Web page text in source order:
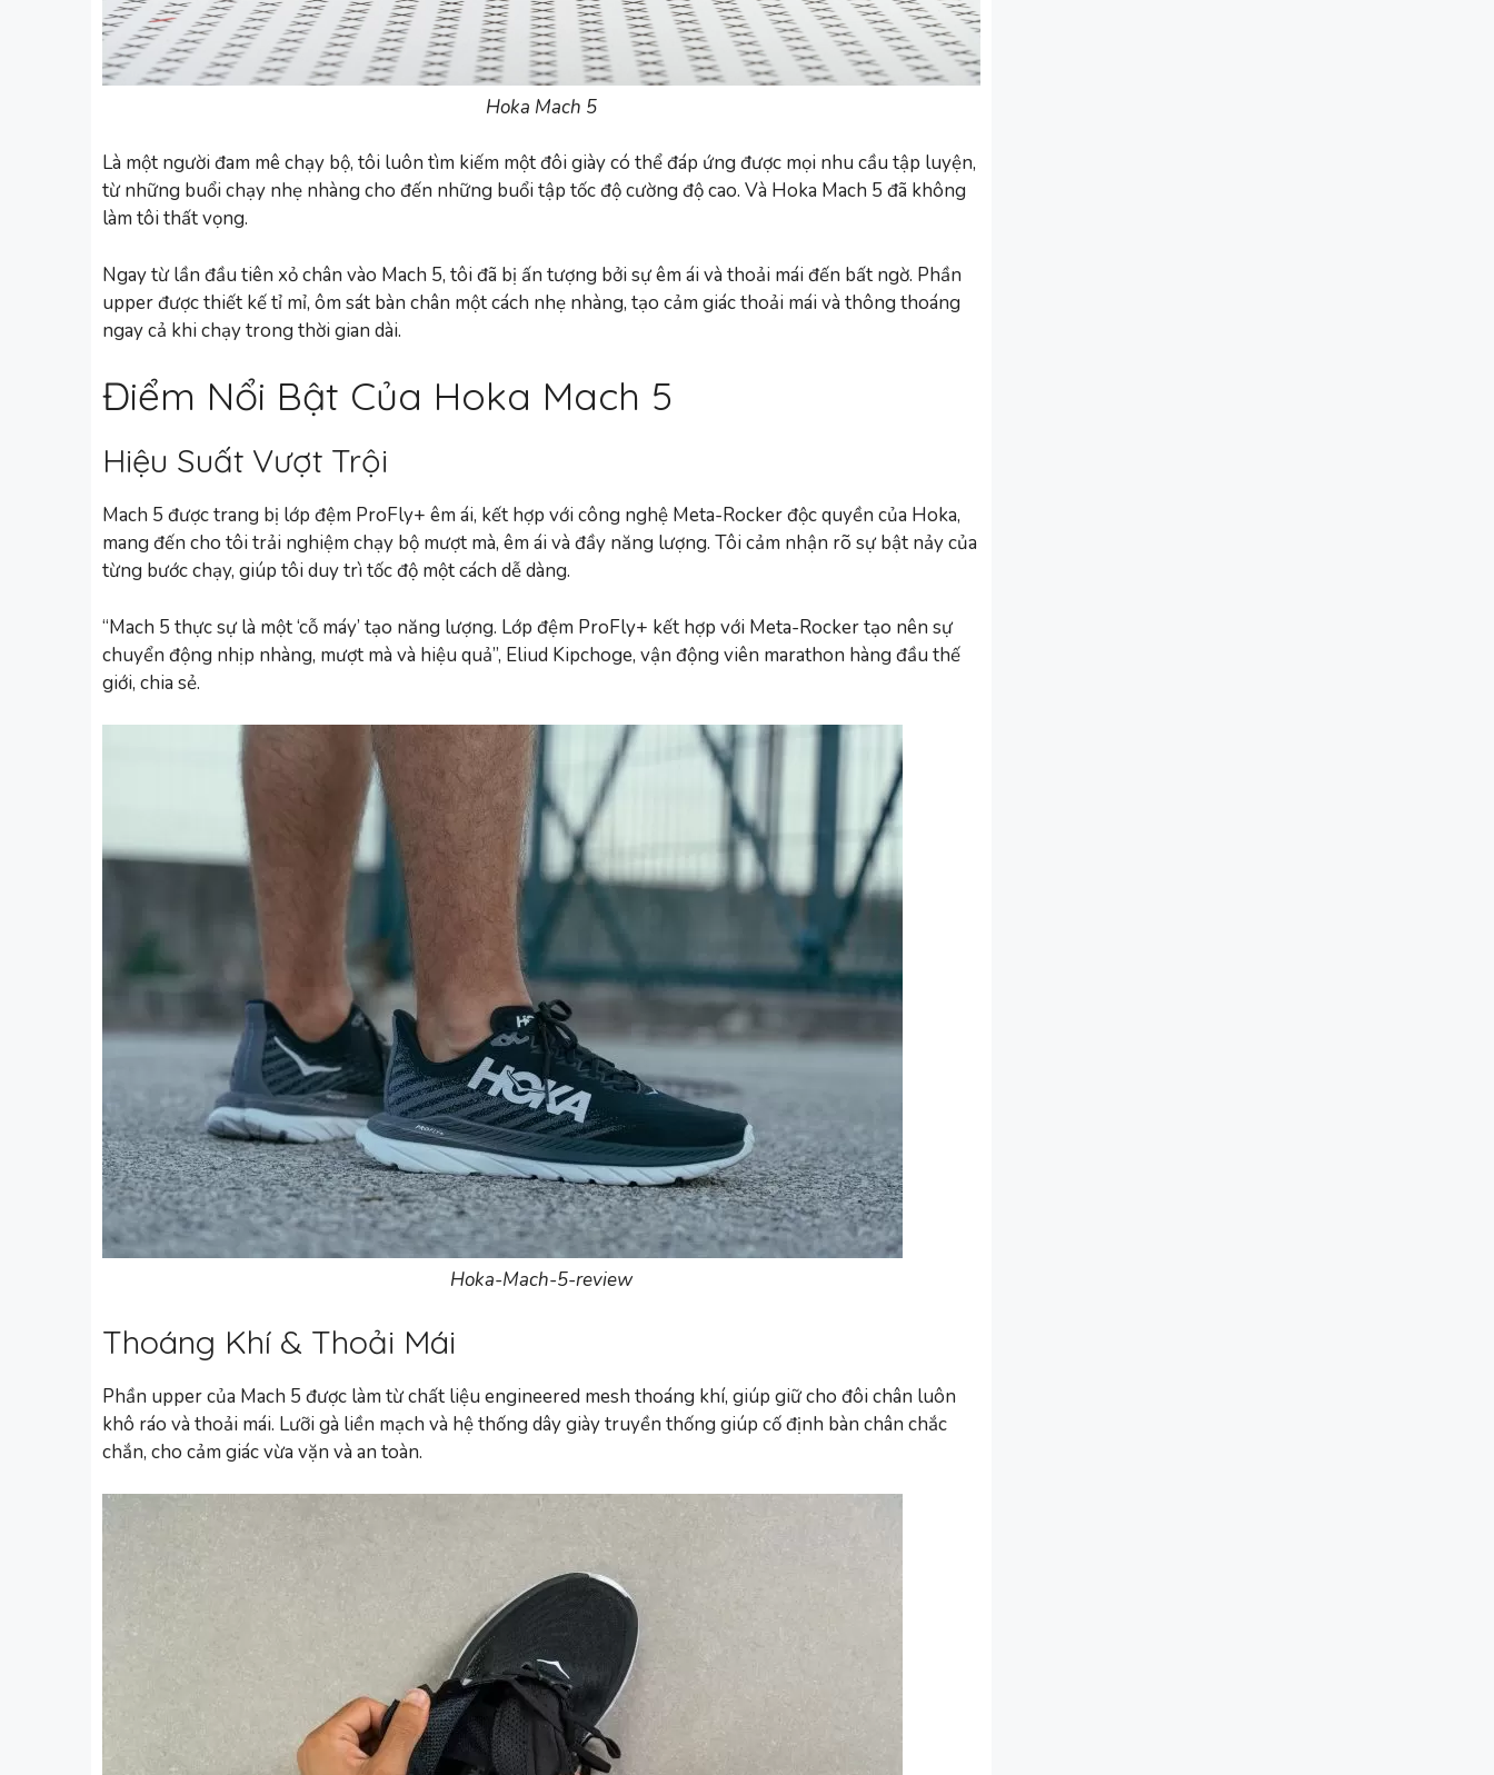
Hoka Mach 5
Là một người đam mê chạy bộ, tôi luôn tìm kiếm một đôi giày có thể đáp ứng được mọi nhu cầu tập luyện,
từ những buổi chạy nhẹ nhàng cho đến những buổi tập tốc độ cường độ cao. Và Hoka Mach 5 đã không
làm tôi thất vọng.
Ngay từ lần đầu tiên xỏ chân vào Mach 5, tôi đã bị ấn tượng bởi sự êm ái và thoải mái đến bất ngờ. Phần
upper được thiết kế tỉ mỉ, ôm sát bàn chân một cách nhẹ nhàng, tạo cảm giác thoải mái và thông thoáng
ngay cả khi chạy trong thời gian dài.
Điểm Nổi Bật Của Hoka Mach 5
Hiệu Suất Vượt Trội
Mach 5 được trang bị lớp đệm ProFly+ êm ái, kết hợp với công nghệ Meta-Rocker độc quyền của Hoka,
mang đến cho tôi trải nghiệm chạy bộ mượt mà, êm ái và đầy năng lượng. Tôi cảm nhận rõ sự bật nảy của
từng bước chạy, giúp tôi duy trì tốc độ một cách dễ dàng.
“Mach 5 thực sự là một ‘cỗ máy’ tạo năng lượng. Lớp đệm ProFly+ kết hợp với Meta-Rocker tạo nên sự
chuyển động nhịp nhàng, mượt mà và hiệu quả”, Eliud Kipchoge, vận động viên marathon hàng đầu thế
giới, chia sẻ.
Hoka-Mach-5-review
Thoáng Khí & Thoải Mái
Phần upper của Mach 5 được làm từ chất liệu engineered mesh thoáng khí, giúp giữ cho đôi chân luôn
khô ráo và thoải mái. Lưỡi gà liền mạch và hệ thống dây giày truyền thống giúp cố định bàn chân chắc
chắn, cho cảm giác vừa vặn và an toàn.